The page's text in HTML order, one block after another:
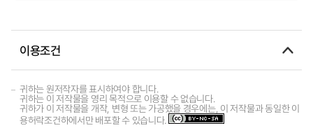
이용조건
귀하는 원저작자를 표시하여야 합니다.
귀하는 이 저작물을 영리 목적으로 이용할 수 없습니다.
귀하가 이 저작물을 개작, 변형 또는 가공했을 경우에는, 이 저작물과 동일한 이
용허락조건하에서만 배포할 수 있습니다.